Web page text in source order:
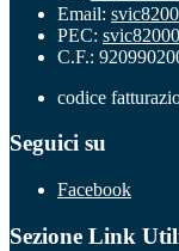
Email:
PEC:
C.F.:
codice
Seguici su
Facebook
Sezione Link